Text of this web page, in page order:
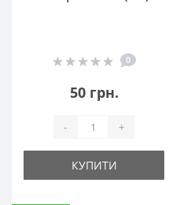
0
50 грн.
- +
КУПИТИ